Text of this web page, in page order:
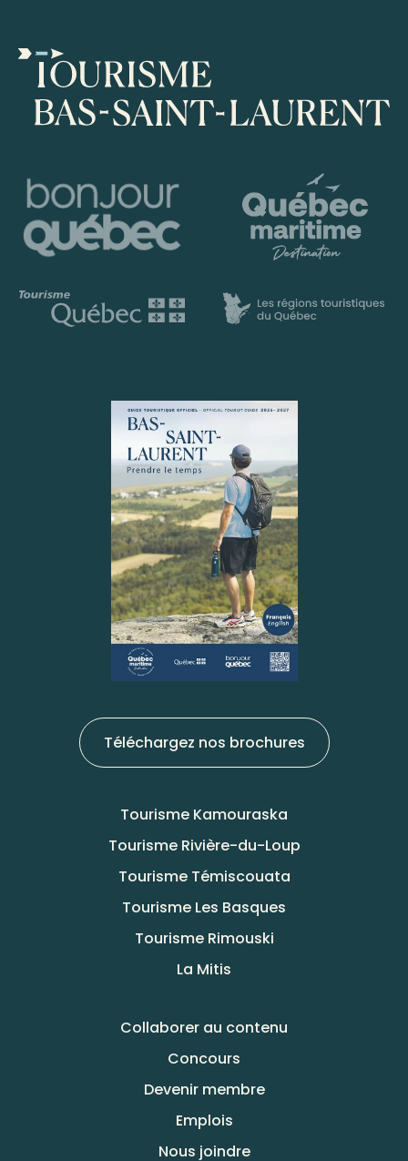
Téléchargez nos brochures
Tourisme Kamouraska
Tourisme Rivière-du-Loup
Tourisme Témiscouata
Tourisme Les Basques
Tourisme Rimouski
La Mitis
Collaborer au contenu
Concours
Devenir membre
Emplois
Nous joindre